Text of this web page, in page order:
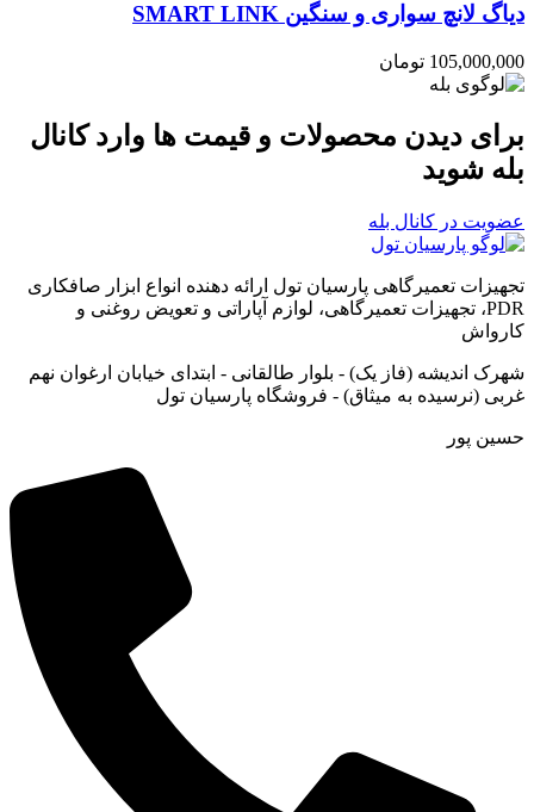
دیاگ لانچ سواری و سنگین SMART LINK
105,000,000 تومان
برای دیدن محصولات و قیمت ها وارد کانال
بله شوید
عضویت در کانال بله
تجهیزات تعمیرگاهی پارسیان تول ارائه دهنده انواع ابزار صافکاری
PDR، تجهیزات تعمیرگاهی، لوازم آپاراتی و تعویض روغنی و
کارواش
شهرک اندیشه (فاز یک) - بلوار طالقانی - ابتدای خیابان ارغوان نهم
غربی (نرسیده به میثاق) - فروشگاه پارسیان تول
حسین پور